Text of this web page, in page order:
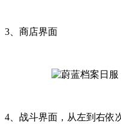
3、商店界面
4、战斗界面，从左到右依